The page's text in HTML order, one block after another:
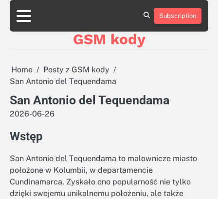
Skip
content
aluminumboatplans.com
dobra-
reklamowe.pl
plywoodboatplans.com
Strony
ujednoznaczniające
aluminumboatplans.com
dobra-
ujednoznaczniające
Kontakt
Kontakt
Subscription
GSM kody
Home
Posty z GSM kody
San Antonio del Tequendama
San Antonio del Tequendama
2026-06-26
Wstęp
San Antonio del Tequendama to malownicze miasto
położone w Kolumbii, w departamencie
Cundinamarca. Zyskało ono popularność nie tylko
dzięki swojemu unikalnemu położeniu, ale także